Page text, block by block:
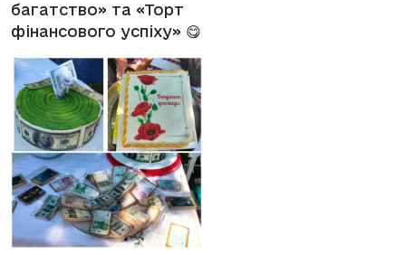
багатство» та «Торт
фінансового успіху» 😋